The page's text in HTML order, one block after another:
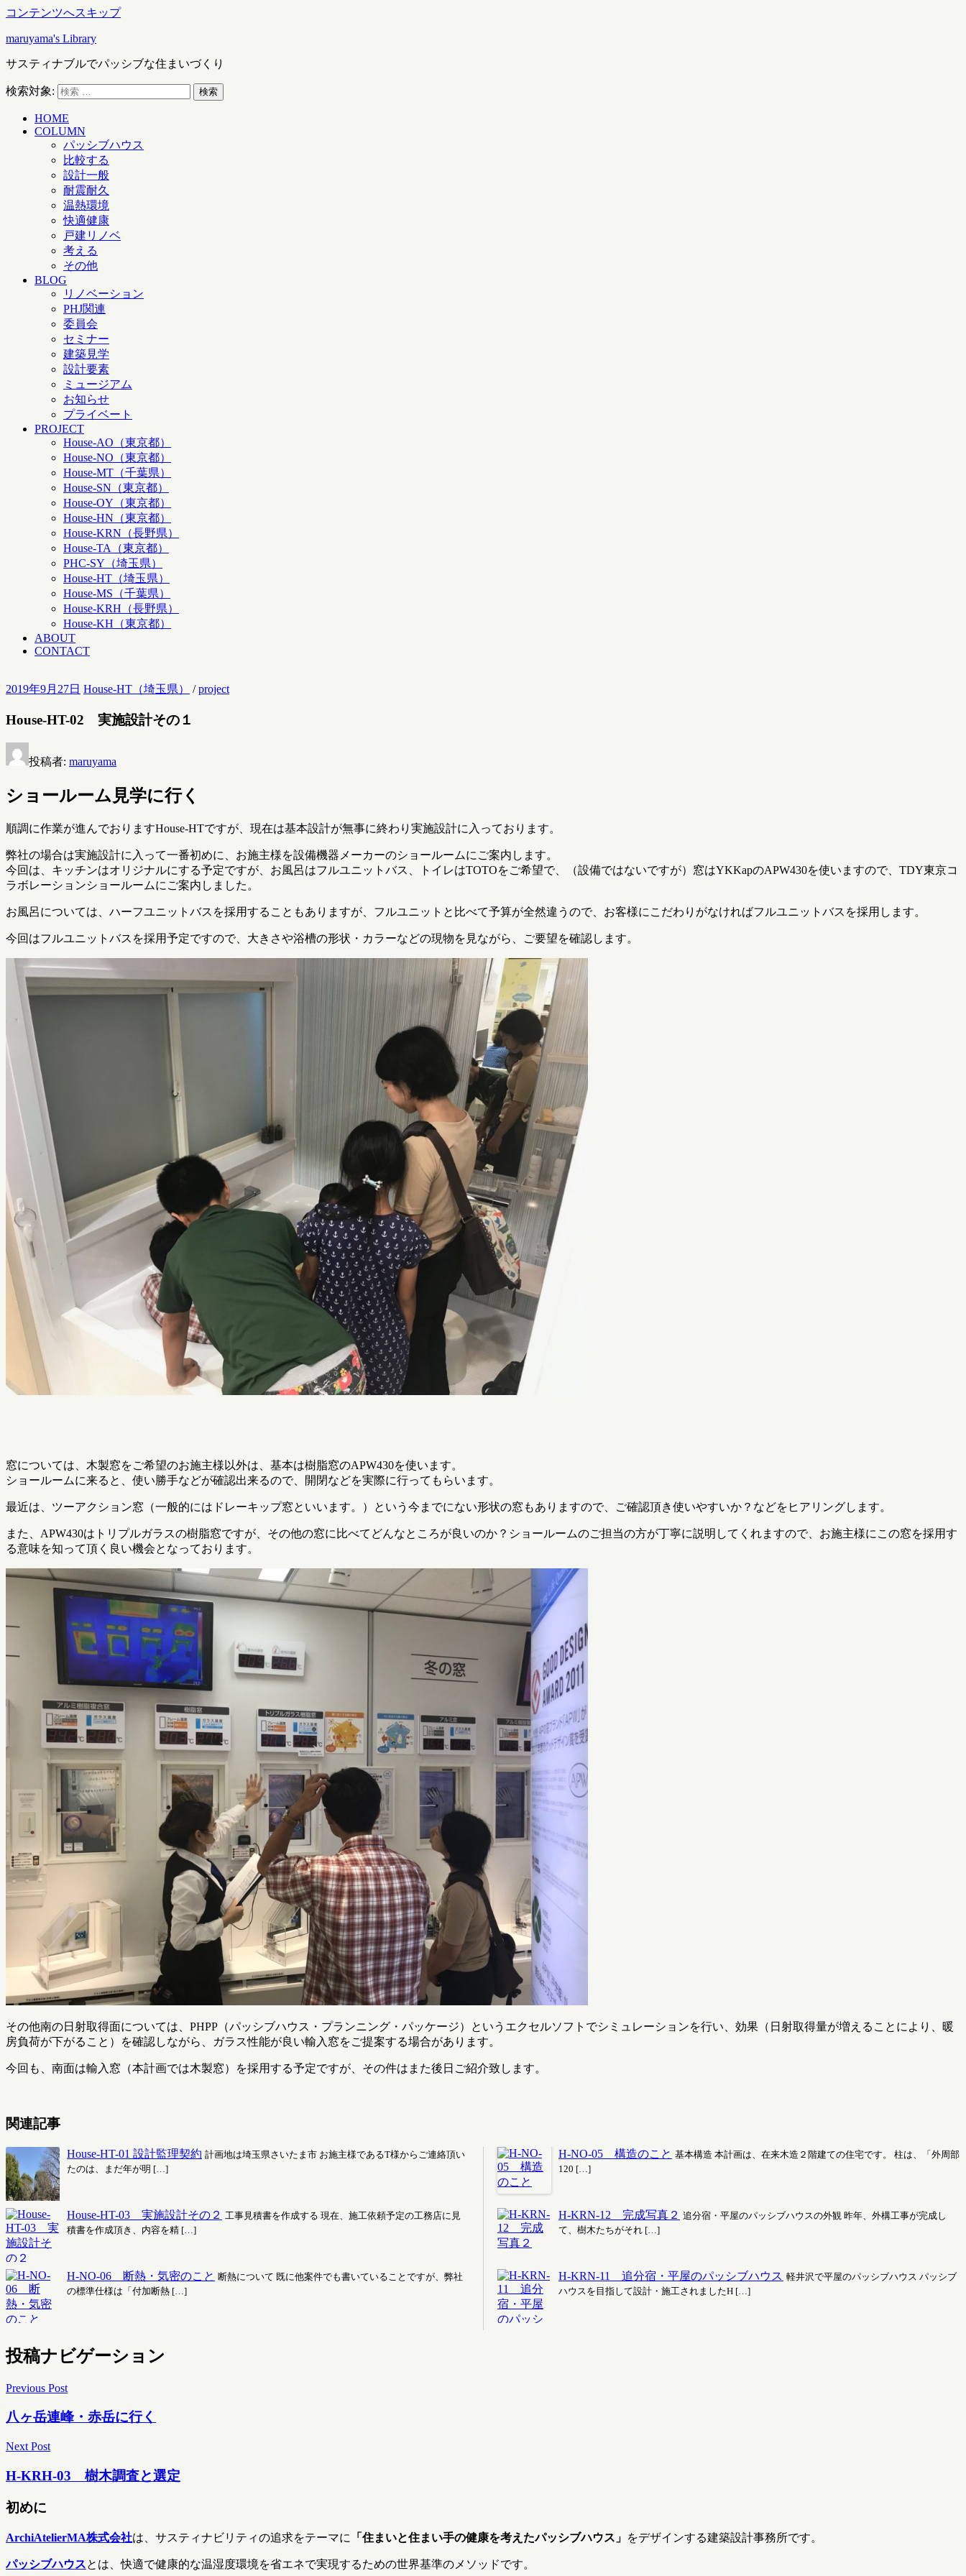
コンテンツへスキップ
maruyama's Library
サスティナブルでパッシブな住まいづくり
検索対象: 検索
HOME
COLUMN
パッシブハウス
比較する
設計一般
耐震耐久
温熱環境
快適健康
戸建リノベ
考える
その他
BLOG
リノベーション
PHJ関連
委員会
セミナー
建築見学
設計要素
ミュージアム
お知らせ
プライベート
PROJECT
House-AO（東京都）
House-NO（東京都）
House-MT（千葉県）
House-SN（東京都）
House-OY（東京都）
House-HN（東京都）
House-KRN（長野県）
House-TA（東京都）
PHC-SY（埼玉県）
House-HT（埼玉県）
House-MS（千葉県）
House-KRH（長野県）
House-KH（東京都）
ABOUT
CONTACT
2019年9月27日 House-HT（埼玉県） /project
House-HT-02 実施設計その１
投稿者: maruyama
ショールーム見学に行く
順調に作業が進んでおりますHouse-HTですが、現在は基本設計が無事に終わり実施設計に入っております。
弊社の場合は実施設計に入って一番初めに、お施主様を設備機器メーカーのショールームにご案内します。
今回は、キッチンはオリジナルにする予定ですが、お風呂はフルユニットバス、トイレはTOTOをご希望で、（設備ではないですが）窓はYKKapのAPW430を使いますので、TDY東京コ
ラボレーションショールームにご案内しました。
お風呂については、ハーフユニットバスを採用することもありますが、フルユニットと比べて予算が全然違うので、お客様にこだわりがなければフルユニットバスを採用します。
今回はフルユニットバスを採用予定ですので、大きさや浴槽の形状・カラーなどの現物を見ながら、ご要望を確認します。
窓については、木製窓をご希望のお施主様以外は、基本は樹脂窓のAPW430を使います。
ショールームに来ると、使い勝手などが確認出来るので、開閉などを実際に行ってもらいます。
最近は、ツーアクション窓（一般的にはドレーキップ窓といいます。）という今までにない形状の窓もありますので、ご確認頂き使いやすいか？などをヒアリングします。
また、APW430はトリプルガラスの樹脂窓ですが、その他の窓に比べてどんなところが良いのか？ショールームのご担当の方が丁寧に説明してくれますので、お施主様にこの窓を採用す
る意味を知って頂く良い機会となっております。
その他南の日射取得面については、PHPP（パッシブハウス・プランニング・パッケージ）というエクセルソフトでシミュレーションを行い、効果（日射取得量が増えることにより、暖
房負荷が下がること）を確認しながら、ガラス性能が良い輸入窓をご提案する場合があります。
今回も、南面は輸入窓（本計画では木製窓）を採用する予定ですが、その件はまた後日ご紹介致します。
関連記事
House-HT-01 設計監理契約 計画地は埼玉県さいたま市 お施主様であるT様からご連絡頂い
たのは、まだ年が明 […]
House-HT-03 実施設計その２ 工事見積書を作成する 現在、施工依頼予定の工務店に見
積書を作成頂き、内容を精 […]
H-NO-06 断熱・気密のこと 断熱について 既に他案件でも書いていることですが、弊社
の標準仕様は「付加断熱 […]
H-NO-05 構造のこと 基本構造 本計画は、在来木造２階建ての住宅です。 柱は、「外周部
120 […]
H-KRN-12 完成写真２ 追分宿・平屋のパッシブハウスの外観 昨年、外構工事が完成し
て、樹木たちがそれ […]
H-KRN-11 追分宿・平屋のパッシブハウス 軽井沢で平屋のパッシブハウス パッシブ
ハウスを目指して設計・施工されましたH […]
投稿ナビゲーション
Previous Post
八ヶ岳連峰・赤岳に行く
Next Post
H-KRH-03 樹木調査と選定
初めに
ArchiAtelierMA株式会社は、サスティナビリティの追求をテーマに 「住まいと住まい手の健康を考えたパッシブハウス」 をデザインする建築設計事務所です。
パッシブハウスとは、快適で健康的な温湿度環境を省エネで実現するための世界基準のメソッドです。